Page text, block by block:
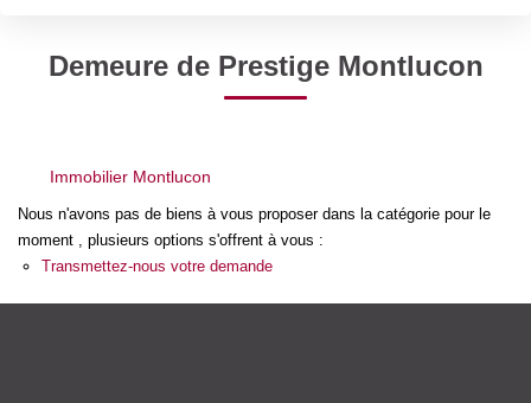
NOTRE AGENCE
Qui Sommes-Nous
Type de bien
Surface min
Créer une alerte
Demeure de Prestige Montlucon
Immobilier Montlucon
Nous n'avons pas de biens à vous proposer dans la catégorie pour le
moment , plusieurs options s'offrent à vous :
Transmettez-nous votre demande